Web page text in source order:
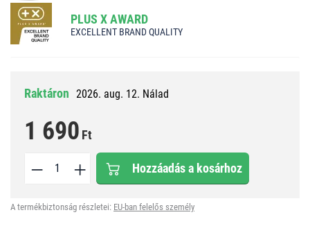
PLUS X AWARD
EXCELLENT BRAND QUALITY
Raktáron 2026. aug. 12. Nálad
1 690 Ft
Hozzáadás a kosárhoz
A termékbiztonság részletei: EU-ban felelős személy